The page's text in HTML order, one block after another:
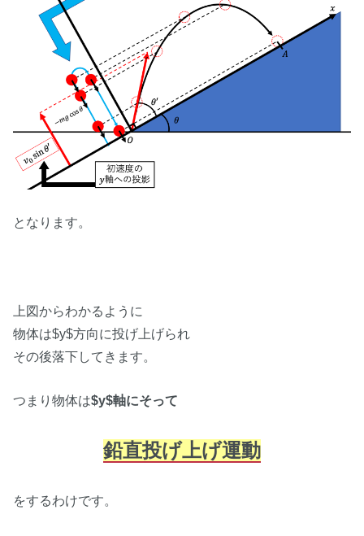
となります。
上図からわかるように
物体は$y$方向に投げ上げられ
その後落下してきます。
つまり物体は$y$軸にそって
鉛直投げ上げ運動
をするわけです。